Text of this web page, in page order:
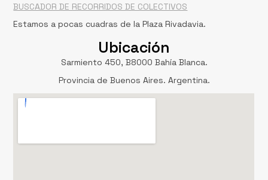
BUSCADOR DE RECORRIDOS DE COLECTIVOS
Estamos a pocas cuadras de la Plaza Rivadavia.
Ubicación
Sarmiento 450, B8000 Bahía Blanca.
Provincia de Buenos Aires. Argentina.